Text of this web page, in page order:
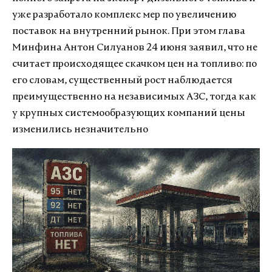
уже разработало комплекс мер по увеличению
поставок на внутренний рынок. При этом глава
Минфина Антон Силуанов 24 июня заявил, что не
считает происходящее скачком цен на топливо: по
его словам, существенный рост наблюдается
преимущественно на независимых АЗС, тогда как
у крупных системообразующих компаний цены
изменились незначительно